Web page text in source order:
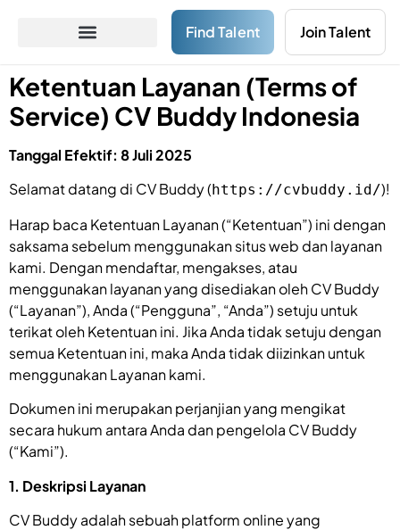
Find Talent Join Talent
Ketentuan Layanan (Terms of
Service) CV Buddy Indonesia
Tanggal Efektif: 8 Juli 2025
Selamat datang di CV Buddy (https://cvbuddy.id/)!
Harap baca Ketentuan Layanan (“Ketentuan”) ini dengan
saksama sebelum menggunakan situs web dan layanan
kami. Dengan mendaftar, mengakses, atau
menggunakan layanan yang disediakan oleh CV Buddy
(“Layanan”), Anda (“Pengguna”, “Anda”) setuju untuk
terikat oleh Ketentuan ini. Jika Anda tidak setuju dengan
semua Ketentuan ini, maka Anda tidak diizinkan untuk
menggunakan Layanan kami.
Dokumen ini merupakan perjanjian yang mengikat
secara hukum antara Anda dan pengelola CV Buddy
(“Kami”).
1. Deskripsi Layanan
CV Buddy adalah sebuah platform online yang